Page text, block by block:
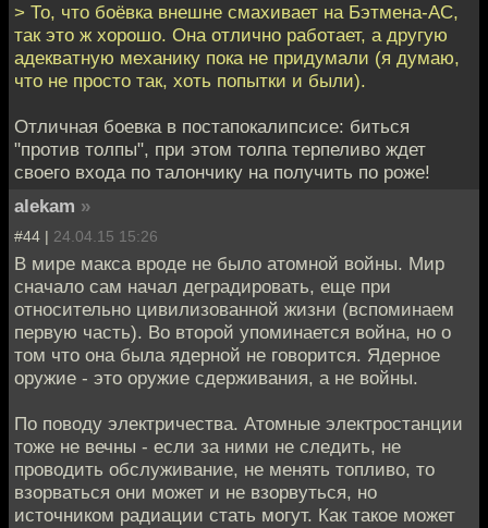
> То, что боёвка внешне смахивает на Бэтмена-АС,
так это ж хорошо. Она отлично работает, а другую
адекватную механику пока не придумали (я думаю,
что не просто так, хоть попытки и были).
Отличная боевка в постапокалипсисе: биться
"против толпы", при этом толпа терпеливо ждет
своего входа по талончику на получить по роже!
alekam »
#44 | 24.04.15 15:26
В мире макса вроде не было атомной войны. Мир
сначало сам начал деградировать, еще при
относительно цивилизованной жизни (вспоминаем
первую часть). Во второй упоминается война, но о
том что она была ядерной не говорится. Ядерное
оружие - это оружие сдерживания, а не войны.
По поводу электричества. Атомные электростанции
тоже не вечны - если за ними не следить, не
проводить обслуживание, не менять топливо, то
взорваться они может и не взорвуться, но
источником радиации стать могут. Как такое может